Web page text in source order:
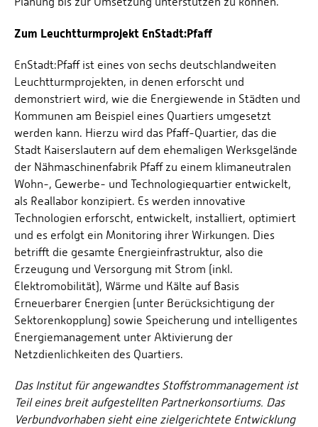
Zum Leuchtturmprojekt EnStadt:Pfaff
EnStadt:Pfaff ist eines von sechs deutschlandweiten
Leuchtturmprojekten, in denen erforscht und
demonstriert wird, wie die Energiewende in Städten und
Kommunen am Beispiel eines Quartiers umgesetzt
werden kann. Hierzu wird das Pfaff-Quartier, das die
Stadt Kaiserslautern auf dem ehemaligen Werksgelände
der Nähmaschinenfabrik Pfaff zu einem klimaneutralen
Wohn-, Gewerbe- und Technologiequartier entwickelt,
als Reallabor konzipiert. Es werden innovative
Technologien erforscht, entwickelt, installiert, optimiert
und es erfolgt ein Monitoring ihrer Wirkungen. Dies
betrifft die gesamte Energieinfrastruktur, also die
Erzeugung und Versorgung mit Strom (inkl.
Elektromobilität), Wärme und Kälte auf Basis
Erneuerbarer Energien (unter Berücksichtigung der
Sektorenkopplung) sowie Speicherung und intelligentes
Energiemanagement unter Aktivierung der
Netzdienlichkeiten des Quartiers.
Das Institut für angewandtes Stoffstrommanagement ist
Teil eines breit aufgestellten Partnerkonsortiums. Das
Verbundvorhaben sieht eine zielgerichtete Entwicklung